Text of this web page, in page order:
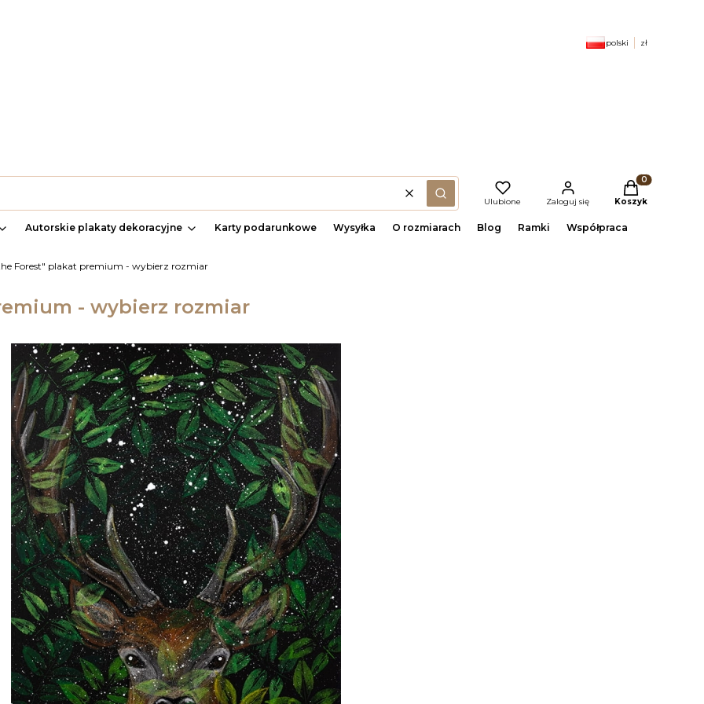
polski zł
Wyczyść(szukaj) Ulubione Zaloguj się
Produkty w
Koszyk
Autorskie plakaty dekoracyjne Karty podarunkowe Wysyłka O rozmiarach Blog Ramki Współpraca
Forest" plakat premium - wybierz rozmiar
- wybierz rozmiar